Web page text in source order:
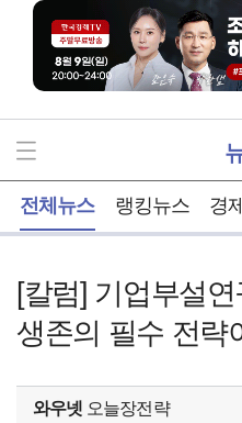
전체뉴스 랭킹뉴스 경제
[칼럼] 기업부설
생존의 필수 전략
와우넷 오늘장전략